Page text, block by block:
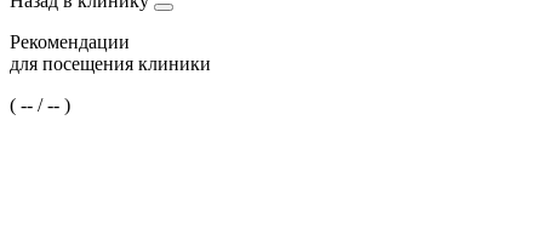
Рекомендации
для посещения клиники
( -- / -- )